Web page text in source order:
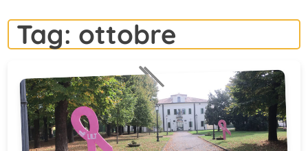
Tag: ottobre